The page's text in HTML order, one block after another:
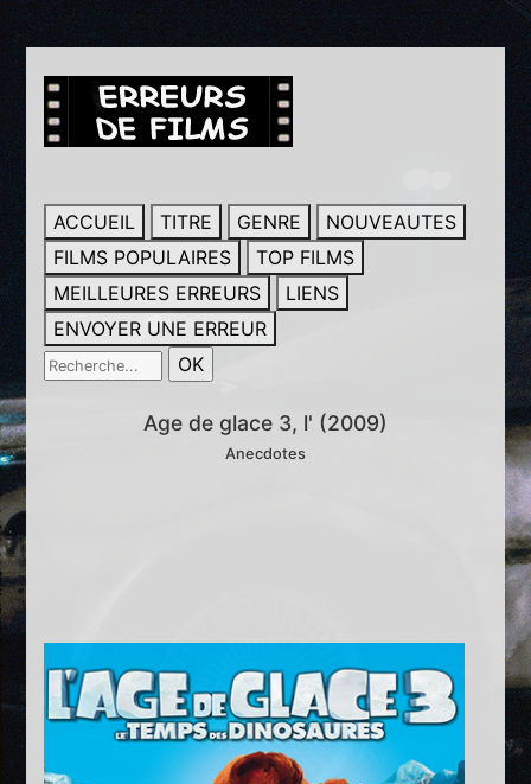
ACCUEIL TITRE GENRE
NOUVEAUTES
FILMS POPULAIRES
TOP FILMS
MEILLEURES ERREURS
LIENS
ENVOYER UNE ERREUR
Age de glace 3, l' (2009)
Anecdotes